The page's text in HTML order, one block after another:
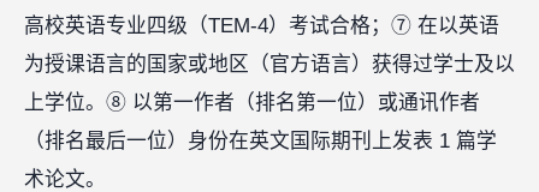
高校英语专业四级（TEM-4）考试合格；⑦ 在以英语
为授课语言的国家或地区（官方语言）获得过学士及以
上学位。⑧ 以第一作者（排名第一位）或通讯作者
（排名最后一位）身份在英文国际期刊上发表 1 篇学
术论文。